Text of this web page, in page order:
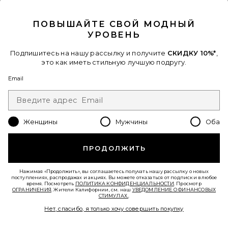
Jimmy Fairly
$175
Favorite КОЗЫРЁК DEL MAR
В ТРЕНДЕ СЕЙЧАС!
9 недавно продан
ПОВЫШАЙТЕ СВОЙ МОДНЫЙ
УРОВЕНЬ
Подпишитесь на нашу рассылку и получите СКИДКУ 10%*
это как иметь стильную лучшую подругу.
Email
Женщины Мужчины Оба
ПРОДОЛЖИТЬ
Нажимая «Продолжить», вы соглашаетесь получать нашу рассылку о новых
поступлениях, распродажах и акциях. Вы можете отказаться от подписки в любое
время. Посмотреть ПОЛИТИКА КОНФИДЕНЦИАЛЬНОСТИ . Просмотр
ОГРАНИЧЕНИЯ . Жители Калифорнии, см. наш УВЕДОМЛЕНИЕ О ФИНАНСОВЫХ
СТИМУЛАХ.
Нет, спасибо, я только хочу совершить покупку